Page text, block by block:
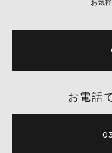
お気
お電話